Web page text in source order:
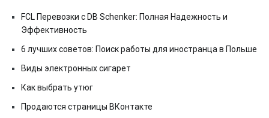
FCL Перевозки с DB Schenker: Полная Надежность и
Эффективность
6 лучших советов: Поиск работы для иностранца в Польше
Виды электронных сигарет
Как выбрать утюг
Продаются страницы ВКонтакте